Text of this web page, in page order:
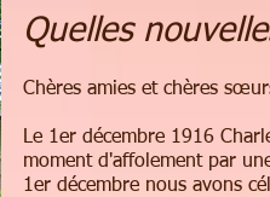
Quelles
Chères amies et chères
Le 1er décembre 1916
moment d'affolement par
1er décembre nous avons